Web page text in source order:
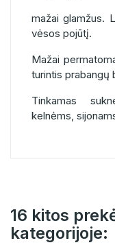
mažai glamžus.
vėsos pojūtį.
Mažai
turintis prabangų
Tinkamas
kelnėms,
16 kitos
kategorijoje: